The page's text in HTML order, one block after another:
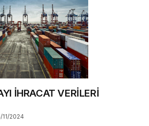
İHRACAT VERİLERİ
11/2024